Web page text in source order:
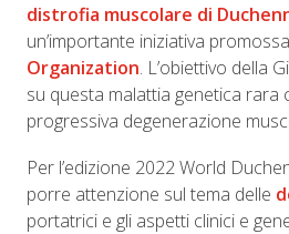
distrofia muscolare di
un’importante iniziativa
Organization. L’obiettivo della
su questa malattia genetica rara
progressiva degenerazione
Per l’edizione 2022 World
porre attenzione sul tema delle
portatrici e gli aspetti clinici e